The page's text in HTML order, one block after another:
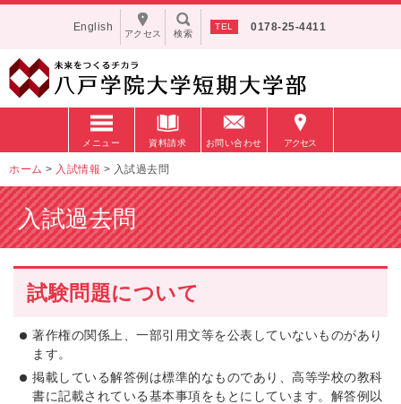
0178-25-4411
検索
English
アクセス
メニュー 資料請求 お問い合わせ アクセス
ホーム > 入試情報 > 入試過去問
入試過去問
試験問題について
著作権の関係上、一部引用文等を公表していないものがあり
ます。
掲載している解答例は標準的なものであり、高等学校の教科
書に記載されている基本事項をもとにしています。解答例以